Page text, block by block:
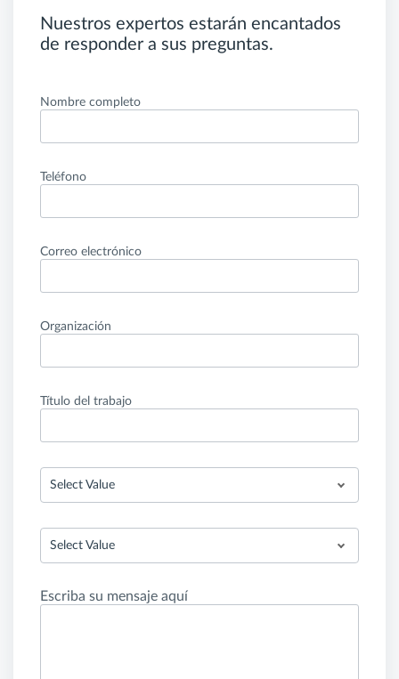
Nuestros expertos estarán encantados
de responder a sus preguntas.
Nombre completo
Teléfono
Correo electrónico
Organización
Título del trabajo
Select Value
Select Value
Escriba su mensaje aquí